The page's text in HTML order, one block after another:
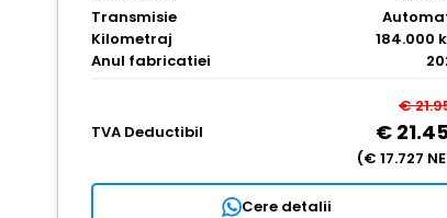
Transmisie
Kilometraj
184.000
Anul fabricatiei
€
TVA Deductibil
€
(€ 17.727
Cere detalii